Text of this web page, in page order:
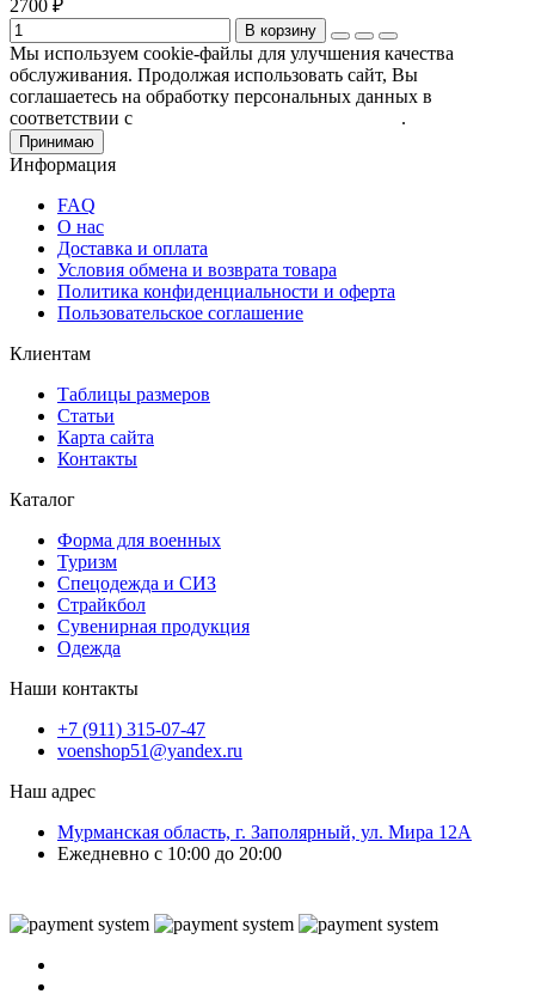
2700 ₽
В корзину
Мы используем cookie-файлы для улучшения качества
обслуживания. Продолжая использовать сайт, Вы
соглашаетесь на обработку персональных данных в
соответствии с
.
Принимаю
Информация
FAQ
О нас
Доставка и оплата
Условия обмена и возврата товара
Политика конфиденциальности и оферта
Пользовательское соглашение
Клиентам
Таблицы размеров
Статьи
Карта сайта
Контакты
Каталог
Форма для военных
Туризм
Спецодежда и СИЗ
Страйкбол
Сувенирная продукция
Одежда
Наши контакты
+7 (911) 315-07-47
voenshop51@yandex.ru
Наш адрес
Мурманская область, г. Заполярный, ул. Мира 12А
Ежедневно с 10:00 до 20:00